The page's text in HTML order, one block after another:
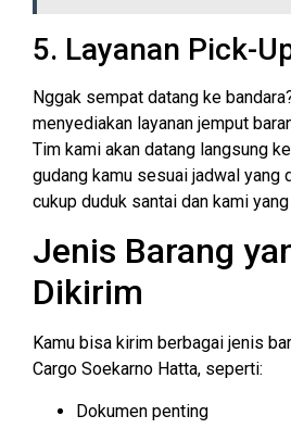
5. Layanan Pick-
Nggak sempat datang ke
menyediakan layanan jemput
Tim kami akan datang langsung
gudang kamu sesuai jadwal yang
cukup duduk santai dan kami
Jenis Barang
Dikirim
Kamu bisa kirim berbagai jenis
Cargo Soekarno Hatta, seperti:
Dokumen penting